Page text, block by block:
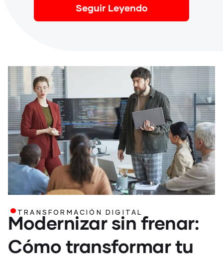
Seguir Leyendo
. TRANSFORMACIÓN DIGITAL
Modernizar sin frenar:
Cómo transformar tu